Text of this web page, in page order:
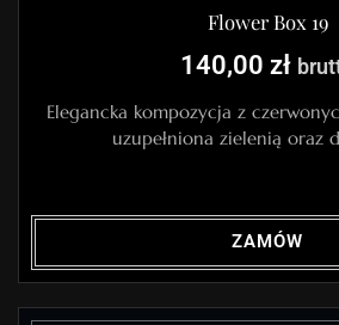
Flower Box 19
140,00 zł
Elegancka kompozycja z
uzupełniona zielenią oraz
ZAMÓW